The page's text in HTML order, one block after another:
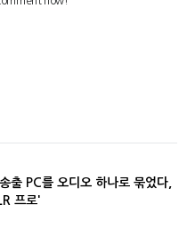
출 PC를 오디오 하나로 묶었다,
프로'